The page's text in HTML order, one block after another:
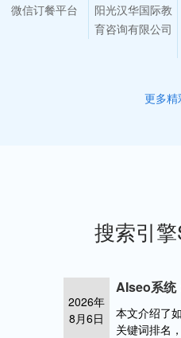
微信订餐平台
阳光汉华国际教
育咨询有限公司
更多精
搜索引
2026年
8月6日
本文介绍了
关键词排名